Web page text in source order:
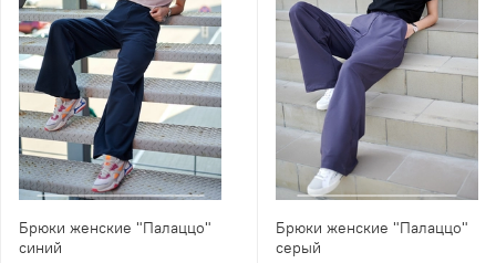
Брюки женские "Палаццо"
синий
Брюки женские "Палаццо"
серый